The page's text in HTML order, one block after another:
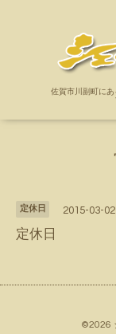
佐賀市川副町に
定休日 2015-03-
定休日
©2026